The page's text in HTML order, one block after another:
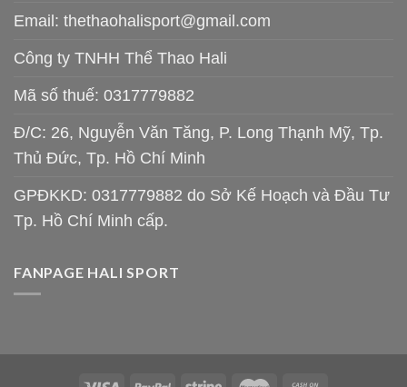
Email: thethaohalisport@gmail.com
Công ty TNHH Thể Thao Hali
Mã số thuế: 0317779882
Đ/C: 26, Nguyễn Văn Tăng, P. Long Thạnh Mỹ, Tp.
Thủ Đức, Tp. Hồ Chí Minh
GPĐKKD: 0317779882 do Sở Kế Hoạch và Đầu Tư
Tp. Hồ Chí Minh cấp.
FANPAGE HALI SPORT